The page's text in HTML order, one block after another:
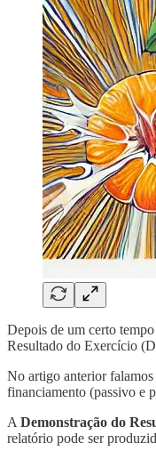
Depois de um certo
Resultado do Exercício
No artigo anterior falamos
financiamento (passivo e
A Demonstração do
relatório pode ser